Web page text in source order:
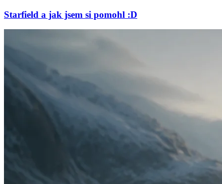
Starfield a jak jsem si pomohl :D